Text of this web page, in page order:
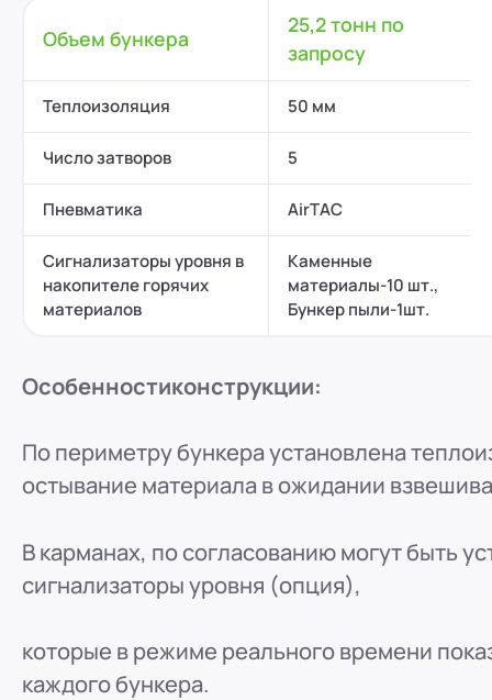
Объем бункера
25,2 тонн по
запросу
Теплоизоляция 50 мм
Число затворов 5
Пневматика АirTAC
Сигнализаторы уровня в
накопителе горячих
материалов
Каменные
материалы-10 шт.,
Бункер пыли-1шт.
Особенностиконструкции:
По периметру бункера установлена
остывание материала в ожидании
В карманах, по согласованию могут быть
сигнализаторы уровня (опция),
которые в режиме реального времени
каждого бункера.